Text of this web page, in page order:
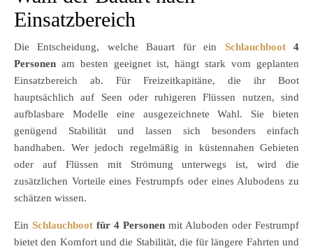
Einsatzbereich
Die Entscheidung, welche Bauart für ein Schlauchboot4
Personen am besten geeignet ist, hängt stark vom geplanten
Einsatzbereich ab. Für Freizeitkapitäne, die ihr Boot
hauptsächlich auf Seen oder ruhigeren Flüssen nutzen, sind
aufblasbare Modelle eine ausgezeichnete Wahl. Sie bieten
genügend Stabilität und lassen sich besonders einfach
handhaben. Wer jedoch regelmäßig in küstennahen Gebieten
oder auf Flüssen mit Strömung unterwegs ist, wird die
zusätzlichen Vorteile eines Festrumpfs oder eines Alubodens zu
schätzen wissen.
Ein Schlauchboot für 4 Personen mit Aluboden oder Festrumpf
bietet den Komfort und die Stabilität, die für längere Fahrten und